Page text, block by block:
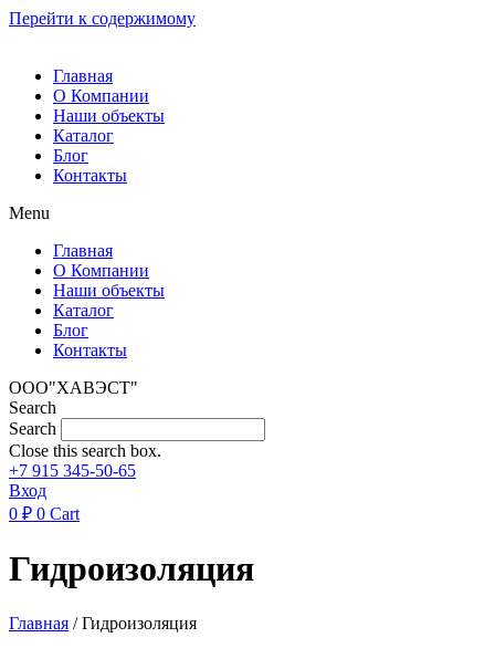
Перейти к содержимому
Главная
О Компании
Наши объекты
Каталог
Блог
Контакты
Menu
Главная
О Компании
Наши объекты
Каталог
Блог
Контакты
ООО"ХАВЭСТ"
Search
Search
Close this search box.
+7 915 345-50-65
Вход
0 ₽ 0 Cart
Гидроизоляция
Главная / Гидроизоляция